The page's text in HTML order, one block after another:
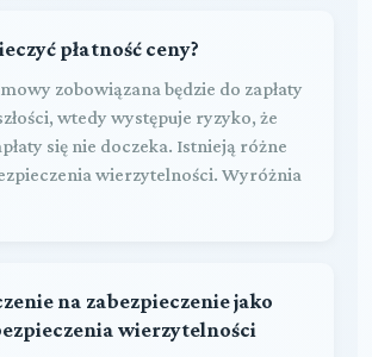
płatność ceny?
zobowiązana będzie do zapłaty
wtedy występuje ryzyko, że
się nie doczeka. Istnieją różne
wierzytelności. Wyróżnia
na zabezpieczenie jako
wierzytelności